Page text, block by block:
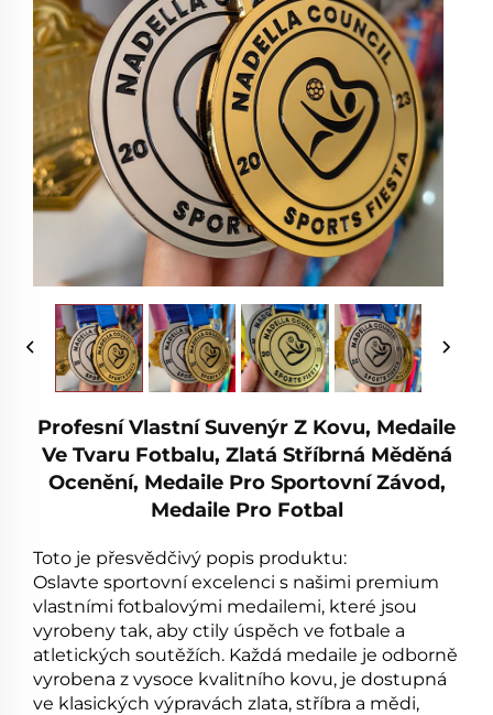
Profesní Vlastní Suvenýr Z Kovu, Medaile
Ve Tvaru Fotbalu, Zlatá Stříbrná Měděná
Ocenění, Medaile Pro Sportovní Závod,
Medaile Pro Fotbal
Toto je přesvědčivý popis produktu:
Oslavte sportovní excelenci s našimi premium
vlastními fotbalovými medailemi, které jsou
vyrobeny tak, aby ctily úspěch ve fotbale a
atletických soutěžích. Každá medaile je odborně
vyrobena z vysoce kvalitního kovu, je dostupná
ve klasických výpravách zlata, stříbra a mědi,